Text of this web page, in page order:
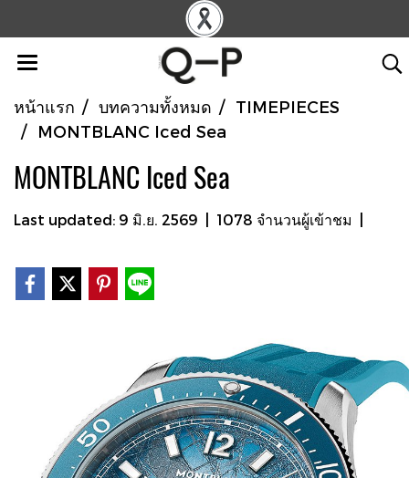
หน้าแรก บทความทั้งหมด
TIMEPIECES
MONTBLANC Iced Sea
MONTBLANC Iced Sea
Last updated: 9 มิ.ย. 2569 1078 จำนวนผู้เข้าชม